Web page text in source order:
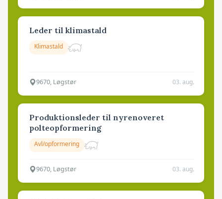
Leder til klimastald
Klimastald
9670, Løgstør 03. aug.
Produktionsleder til nyrenoveret
polteopformering
Avl/opformering
9670, Løgstør 03. aug.